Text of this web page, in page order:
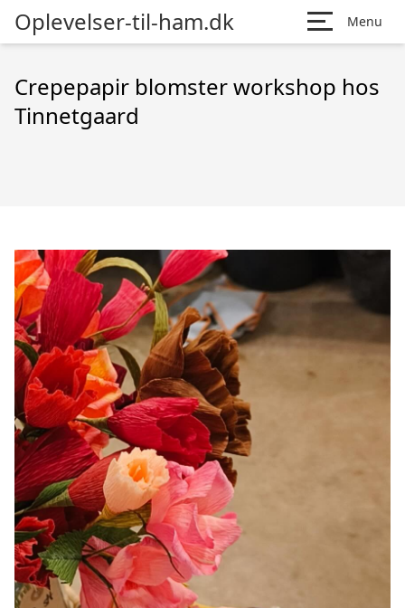
Oplevelser-til-ham.dk Menu
Crepepapir blomster workshop hos
Tinnetgaard